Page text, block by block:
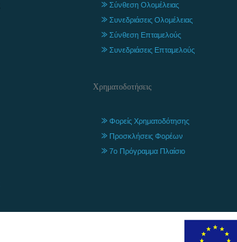
Σύνθεση Ολομέλειας
Συνεδριάσεις Ολομέλειας
Σύνθεση Επταμελούς
Συνεδριάσεις Επταμελούς
Χρηματοδοτήσεις
Φορείς Χρηματοδότησης
Προσκλήσεις Φορέων
7ο Πρόγραμμα Πλαίσιο